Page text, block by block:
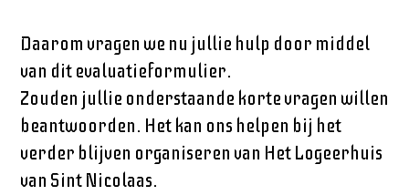
Daarom vragen we nu jullie hulp door middel
van dit evaluatieformulier.
Zouden jullie onderstaande korte vragen willen
beantwoorden. Het kan ons helpen bij het
verder blijven organiseren van Het Logeerhuis
van Sint Nicolaas.